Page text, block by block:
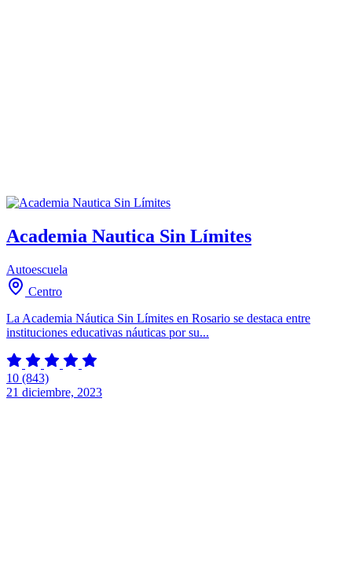
Academia Nautica Sin Límites
Autoescuela
Centro
La Academia Náutica Sin Límites en Rosario se destaca entre
instituciones educativas náuticas por su...
10 (843)
21 diciembre, 2023